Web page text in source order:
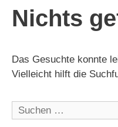
Nichts
Das Gesuchte konnte
Vielleicht hilft die
Suchen
nach: